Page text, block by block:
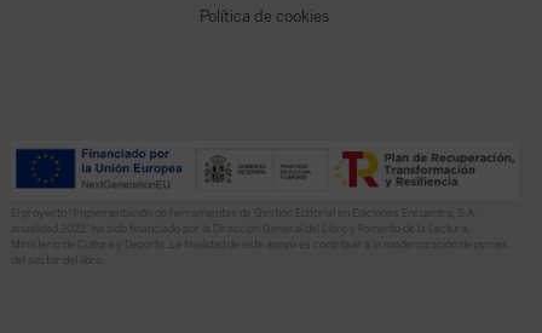
Política de cookies
El proyecto “Implementación de herramientas de Gestión Editorial en Ediciones Encuentro, S.A.
anualidad 2022” ha sido financiado por la Dirección General del Libro y Fomento de la Lectura,
Ministerio de Cultura y Deporte. La finalidad de este apoyo es contribuir a la modernización de pymes
del sector del libro.